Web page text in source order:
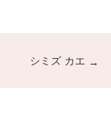
シミズ カエ